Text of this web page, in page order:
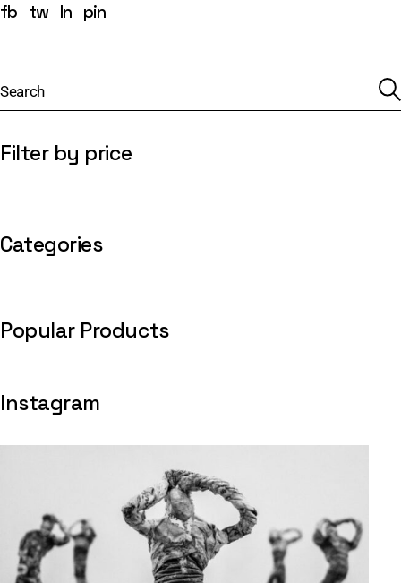
fb tw ln pin
Filter by price
Categories
Popular Products
Instagram